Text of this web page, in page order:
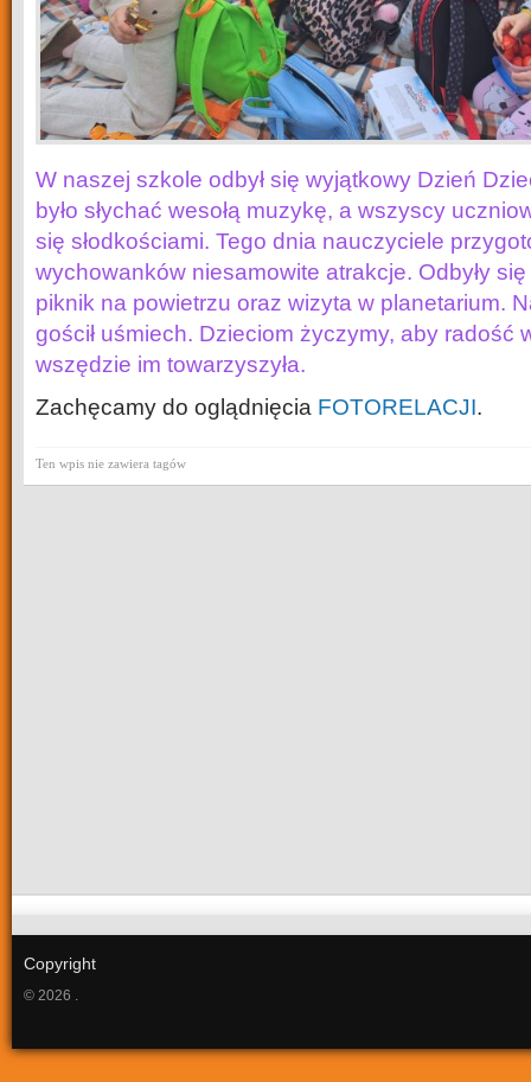
W naszej szkole odbył się wyjątkowy Dzień
było słychać wesołą muzykę, a wszyscy
się słodkościami. Tego dnia nauczyciele
wychowanków niesamowite atrakcje. Odbyły
piknik na powietrzu oraz wizyta w planetarium.
gościł uśmiech. Dzieciom życzymy, aby radość
wszędzie im towarzyszyła.
Zachęcamy do oglądnięcia FOTORELACJI.
Ten wpis nie zawiera tagów
Copyright
© 2026 .